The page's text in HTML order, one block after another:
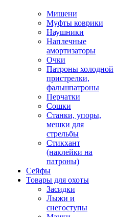
Мишени
Муфты коврики
Наушники
Наплечные
амортизаторы
Очки
Патроны холодной
пристрелки,
фальшпатроны
Перчатки
Сошки
Станки, упоры,
мешки для
стрельбы
Стикхант
(наклейки на
патроны)
Сейфы
Товары для охоты
Засидки
Лыжи и
снегоступы